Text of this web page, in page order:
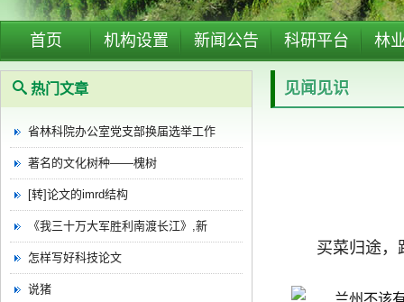
首页 机构设置 新闻公告 科研平台 林
见闻见识
买菜归途
热门文章
省林科院办公室党支部换届选举工作
著名的文化树种——槐树
[转]论文的imrd结构
《我三十万大军胜利南渡长江》,新
怎样写好科技论文
说猪